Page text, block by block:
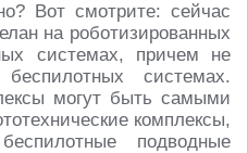
Вот смотрите: сейчас
на роботизированных
системах, причем не
системах.
могут быть самыми
комплексы,
подводные